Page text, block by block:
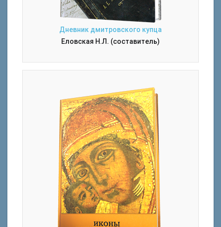
Дневник дмитровского купца
Еловская Н.Л. (составитель)